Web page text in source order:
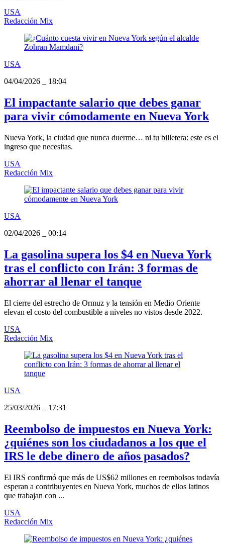
USA
Redacción Mix
USA
04/04/2026
18:04
El impactante salario que debes ganar
para vivir cómodamente en Nueva York
Nueva York, la ciudad que nunca duerme… ni tu billetera: este es el
ingreso que necesitas.
USA
Redacción Mix
USA
02/04/2026
00:14
La gasolina supera los $4 en Nueva York
tras el conflicto con Irán: 3 formas de
ahorrar al llenar el tanque
El cierre del estrecho de Ormuz y la tensión en Medio Oriente
elevan el costo del combustible a niveles no vistos desde 2022.
USA
Redacción Mix
USA
25/03/2026
17:31
Reembolso de impuestos en Nueva York:
¿quiénes son los ciudadanos a los que el
IRS le debe dinero de años pasados?
El IRS confirmó que más de US$62 millones en reembolsos todavía
esperan a contribuyentes en Nueva York, muchos de ellos latinos
que trabajan con ...
USA
Redacción Mix